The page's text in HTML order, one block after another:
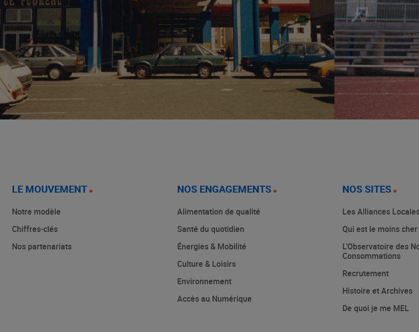
LE MOUVEMENT
Notre modèle
Chiffres-clés
Nos partenariats
NOS ENGAGEMENTS
Alimentation de qualité
Santé du quotidien
Énergies & Mobilité
Culture & Loisirs
Environnement
Accès au Numérique
NOS SITES
Les Alliances
Qui est le moins cher
L’Observatoire des
Consommations
Recrutement
Histoire et Archives
De quoi je me MEL